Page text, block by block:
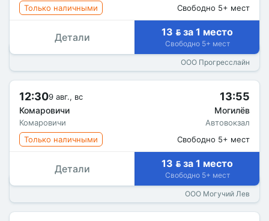
Только наличными
Свободно 5+ мест
Детали 13  за 1 место
Свободно 5+ мест
ООО Прогресслайн
12:309 авг., вс
Комаровичи
Комаровичи
13:55
Могилёв
Автовокзал
Только наличными
Свободно 5+ мест
Детали 13  за 1 место
Свободно 5+ мест
ООО Могучий Лев